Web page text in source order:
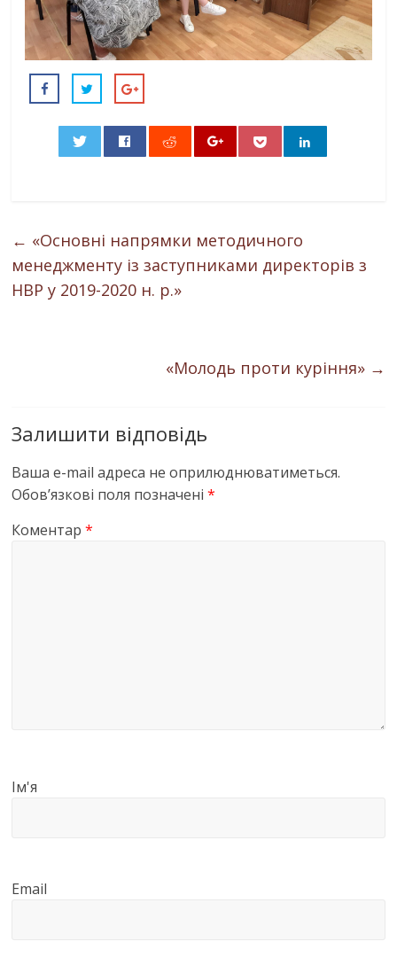
← «Основні напрямки методичного
менеджменту із заступниками директорів з
НВР у 2019-2020 н. р.»
«Молодь проти куріння» →
Залишити відповідь
Ваша e-mail адреса не оприлюднюватиметься.
Обов’язкові поля позначені*
Коментар*
Ім'я
Email